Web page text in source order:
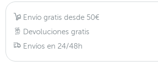
Envío gratis desde 50€
Devoluciones gratis
Envíos en 24/48h